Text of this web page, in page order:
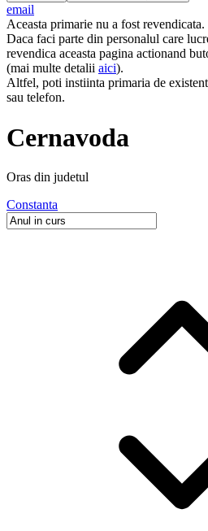
email
Aceasta primarie nu a fost revendicata.
Daca faci parte din personalul care
revendica aceasta pagina actionand
(mai multe detalii aici).
Altfel, poti instiinta primaria de
sau telefon.
Cernavoda
Oras din judetul
Constanta